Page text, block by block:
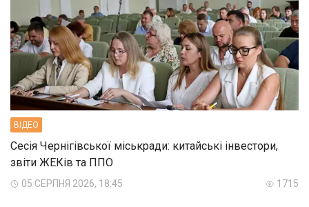
ВIДЕО
Сесія Чернігівської міськради: китайські інвестори,
звіти ЖЕКів та ППО
05 СЕРПНЯ 2026, 18:45 1715